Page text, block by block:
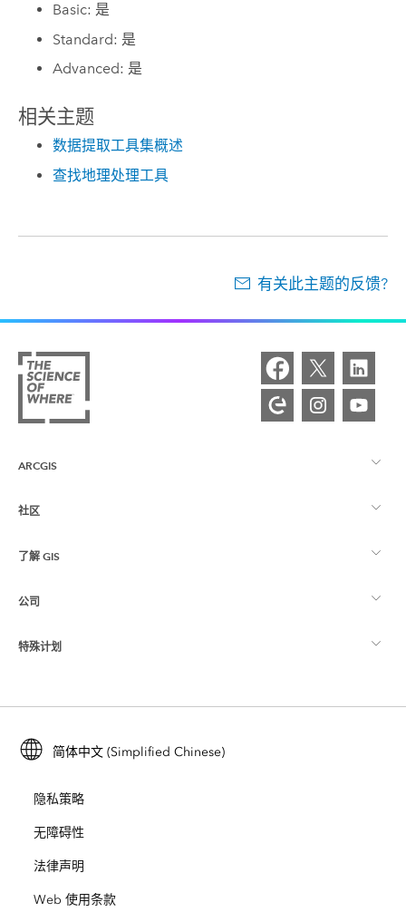
Basic: 是
Standard: 是
Advanced: 是
相关主题
数据提取工具集概述
查找地理处理工具
有关此主题的反馈?
ARCGIS
ArcGIS 概览
制图
Esri Store
社区
Esri 社区
ArcGIS 博客
Esri 年轻专家关系网
了解 GIS
什么是 GIS？
位置智能
培训
ArcUser
ArcNews
ArcWatch
公司
关于 Esri
招贤纳士
开放视野
业务行为准则
特殊计划
ArcGIS for Student Use
保护
教育
简体中文 (Simplified Chinese)
隐私策略
无障碍性
法律声明
Web 使用条款